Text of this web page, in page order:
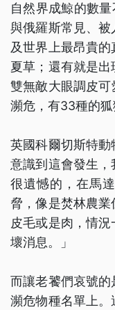
自然界成鯨的數
與俄羅斯常見、
及世界上最昂貴
夏草；還有就是
雙無敵大眼調皮
瀕危，有33種的狐
英國科爾切斯特
意識到這會發生，
很遺憾的，在馬
脅，像是焚林農
皮毛或是肉，情
壞消息。」
而讓老饕們哀號
瀕危物種名單上